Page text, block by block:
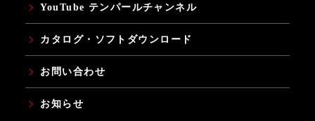
YouTube テンパールチャンネル
カタログ・ソフトダウンロード
お問い合わせ
お知らせ